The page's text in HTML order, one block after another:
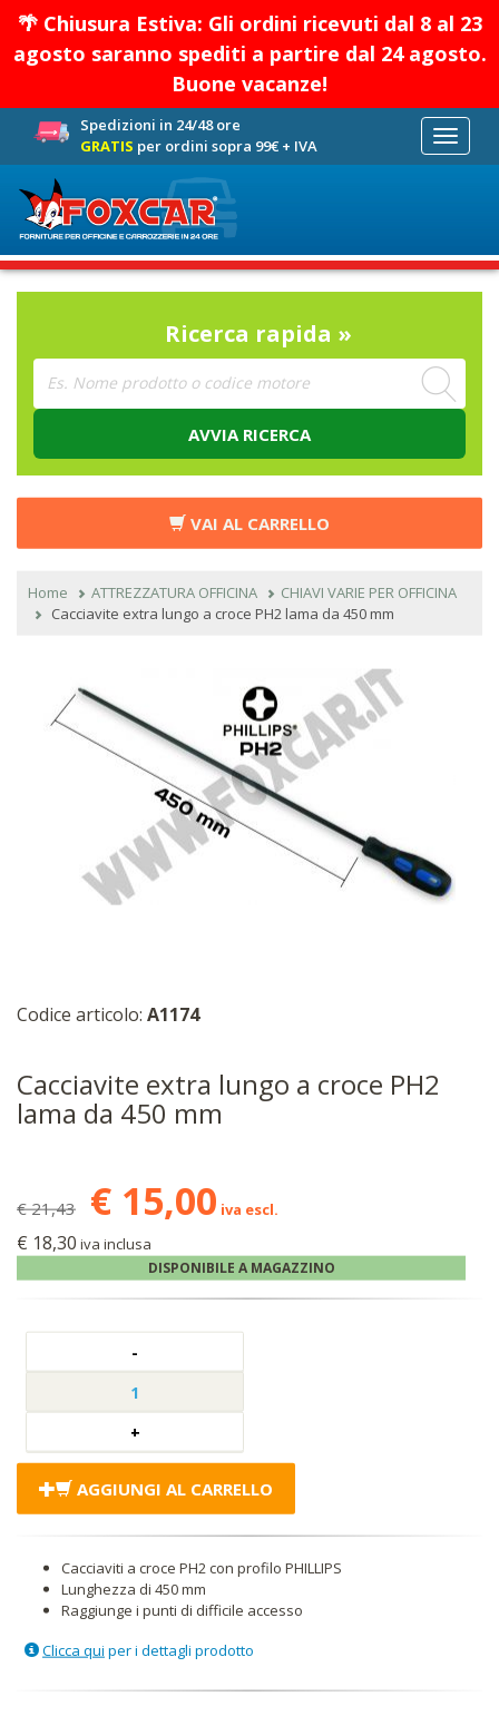
🌴 Chiusura Estiva: Gli ordini ricevuti dal 8 al 23
agosto saranno spediti a partire dal 24 agosto.
Buone vacanze!
Spedizioni in 24/48 ore
GRATIS per ordini sopra 99€ + IVA
Toggle
Ricerca rapida »
AVVIA RICERCA
VAI AL CARRELLO
Home ATTREZZATURA OFFICINA
CHIAVI VARIE PER OFFICINA
Cacciavite extra lungo a croce PH2 lama da 450 mm
Codice articolo: A1174
Cacciavite extra lungo a croce PH2
lama da 450 mm
€ 21,43 € 15,00 iva escl.
€ 18,30 iva inclusa
DISPONIBILE A MAGAZZINO
AGGIUNGI AL CARRELLO
Cacciaviti a croce PH2 con profilo PHILLIPS
Lunghezza di 450 mm
Raggiunge i punti di difficile accesso
Clicca qui per i dettagli prodotto